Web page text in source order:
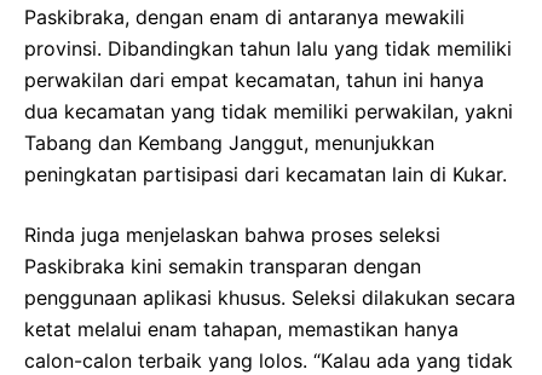
Paskibraka, dengan enam di antaranya mewakili
provinsi. Dibandingkan tahun lalu yang tidak memiliki
perwakilan dari empat kecamatan, tahun ini hanya
dua kecamatan yang tidak memiliki perwakilan, yakni
Tabang dan Kembang Janggut, menunjukkan
peningkatan partisipasi dari kecamatan lain di Kukar.
Rinda juga menjelaskan bahwa proses seleksi
Paskibraka kini semakin transparan dengan
penggunaan aplikasi khusus. Seleksi dilakukan secara
ketat melalui enam tahapan, memastikan hanya
calon-calon terbaik yang lolos. “Kalau ada yang tidak